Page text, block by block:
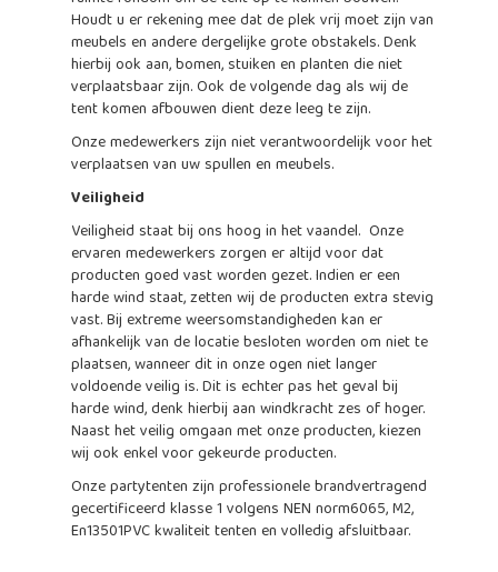
Houdt u er rekening mee dat de plek vrij moet zijn van
meubels en andere dergelijke grote obstakels. Denk
hierbij ook aan, bomen, stuiken en planten die niet
verplaatsbaar zijn. Ook de volgende dag als wij de
tent komen afbouwen dient deze leeg te zijn.
Onze medewerkers zijn niet verantwoordelijk voor het
verplaatsen van uw spullen en meubels.
Veiligheid
Veiligheid staat bij ons hoog in het vaandel. Onze
ervaren medewerkers zorgen er altijd voor dat
producten goed vast worden gezet. Indien er een
harde wind staat, zetten wij de producten extra stevig
vast. Bij extreme weersomstandigheden kan er
afhankelijk van de locatie besloten worden om niet te
plaatsen, wanneer dit in onze ogen niet langer
voldoende veilig is. Dit is echter pas het geval bij
harde wind, denk hierbij aan windkracht zes of hoger.
Naast het veilig omgaan met onze producten, kiezen
wij ook enkel voor gekeurde producten.
Onze partytenten zijn professionele brandvertragend
gecertificeerd klasse 1 volgens NEN norm6065, M2,
En13501PVC kwaliteit tenten en volledig afsluitbaar.